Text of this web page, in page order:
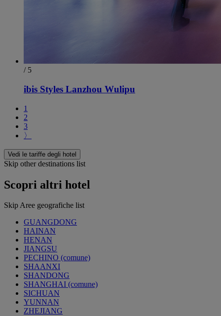
/ 5
ibis Styles Lanzhou Wulipu
1
2
3
〉
Vedi le tariffe degli hotel
Skip other destinations list
Scopri altri hotel
Skip Aree geografiche list
GUANGDONG
HAINAN
HENAN
JIANGSU
PECHINO (comune)
SHAANXI
SHANDONG
SHANGHAI (comune)
SICHUAN
YUNNAN
ZHEJIANG